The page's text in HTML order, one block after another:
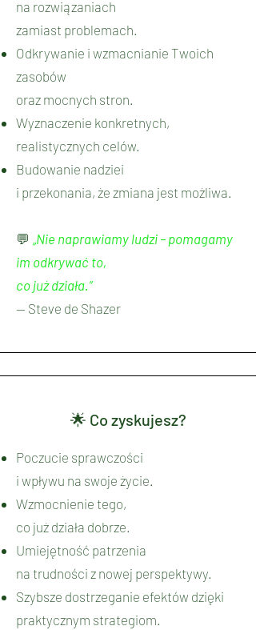
na rozwiązaniach
zamiast problemach.
Odkrywanie i wzmacnianie Twoich
zasobów
oraz mocnych stron.
Wyznaczenie konkretnych,
realistycznych celów.
Budowanie nadziei
i przekonania, że zmiana jest możliwa.
💬 „Nie naprawiamy ludzi – pomagamy
im odkrywać to,
co już działa.”
— Steve de Shazer
🌟 Co zyskujesz?
Poczucie sprawczości
i wpływu na swoje życie.
Wzmocnienie tego,
co już działa dobrze.
Umiejętność patrzenia
na trudności z nowej perspektywy.
Szybsze dostrzeganie efektów dzięki
praktycznym strategiom.